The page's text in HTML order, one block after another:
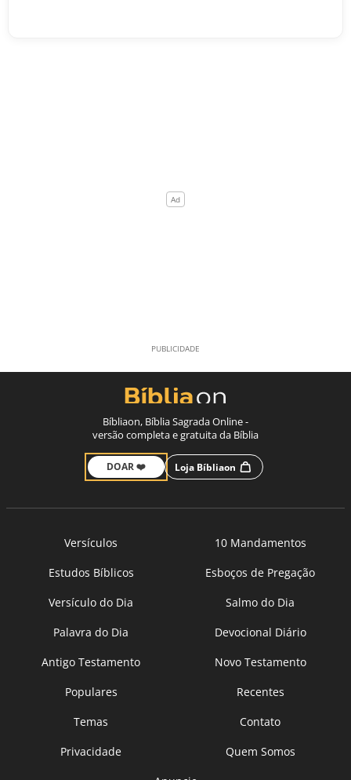
Bíbliaon, Bíblia Sagrada Online -
versão completa e gratuita da Bíblia
DOAR ❤️ Loja Bíbliaon
Versículos
10 Mandamentos
Estudos Bíblicos
Esboços de Pregação
Versículo do Dia
Salmo do Dia
Palavra do Dia
Devocional Diário
Antigo Testamento
Novo Testamento
Populares
Recentes
Temas
Contato
Privacidade
Quem Somos